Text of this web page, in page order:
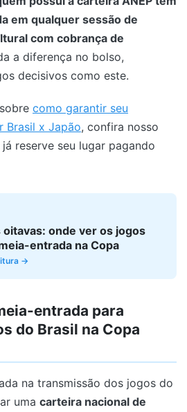
em qualquer sessão de
com cobrança de
a diferença no bolso,
decisivos como este.
como garantir seu
Brasil x Japão, confira nosso
reserve seu lugar pagando
oitavas: onde ver os jogos
entrada na Copa
→
entrada para
do Brasil na Copa
na transmissão dos jogos do
uma carteira nacional de